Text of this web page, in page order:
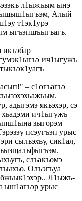
л1ыжъым ынэ
Алый
т1эк1урэ
ыгъэпшъыгъагъ.
ич1ыгужъ
– с1огъагъэ
адыгэмэ якъэхэр, сэ
ич1ыгужъ
зыгорэм
псэугъэп урыс
сылъэхъу, сик1ал,
слъакъомэ
Олъэгъуа
Л1ыжъ-
ыш1агъэр урыс